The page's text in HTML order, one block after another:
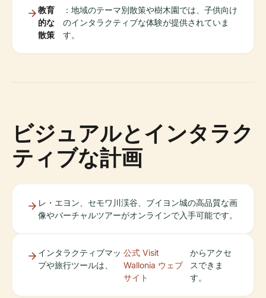
教育
的な
散策
：地域のテーマ別散策や樹木園では、子供向け
のインタラクティブな体験が提供されていま
す。
ビジュアルとインタラク
ティブな計画
レ・エヨン、セモワ川渓谷、ブイヨン城の高品質な画
像やバーチャルツアーがオンラインで入手可能です。
インタラクティブマッ
プや旅行ツールは、
公式 Visit
Wallonia ウェブ
サイト
からアクセ
スできま
す。